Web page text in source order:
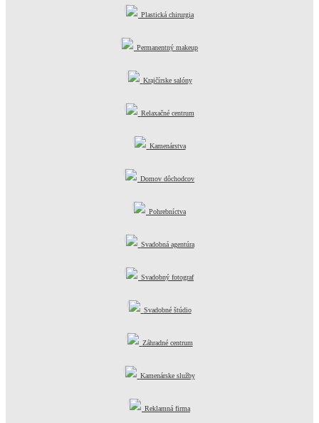
Plastická chirurgia
Permanentný makeup
Krajčírske salóny
Relaxačné centrum
Kamenárstva
Domov dôchodcov
Pohrebníctva
Svadobná agentúra
Svadobný fotograf
Svadobné štúdio
Záhradné centrum
Kamenárske služby
Reklamná firma